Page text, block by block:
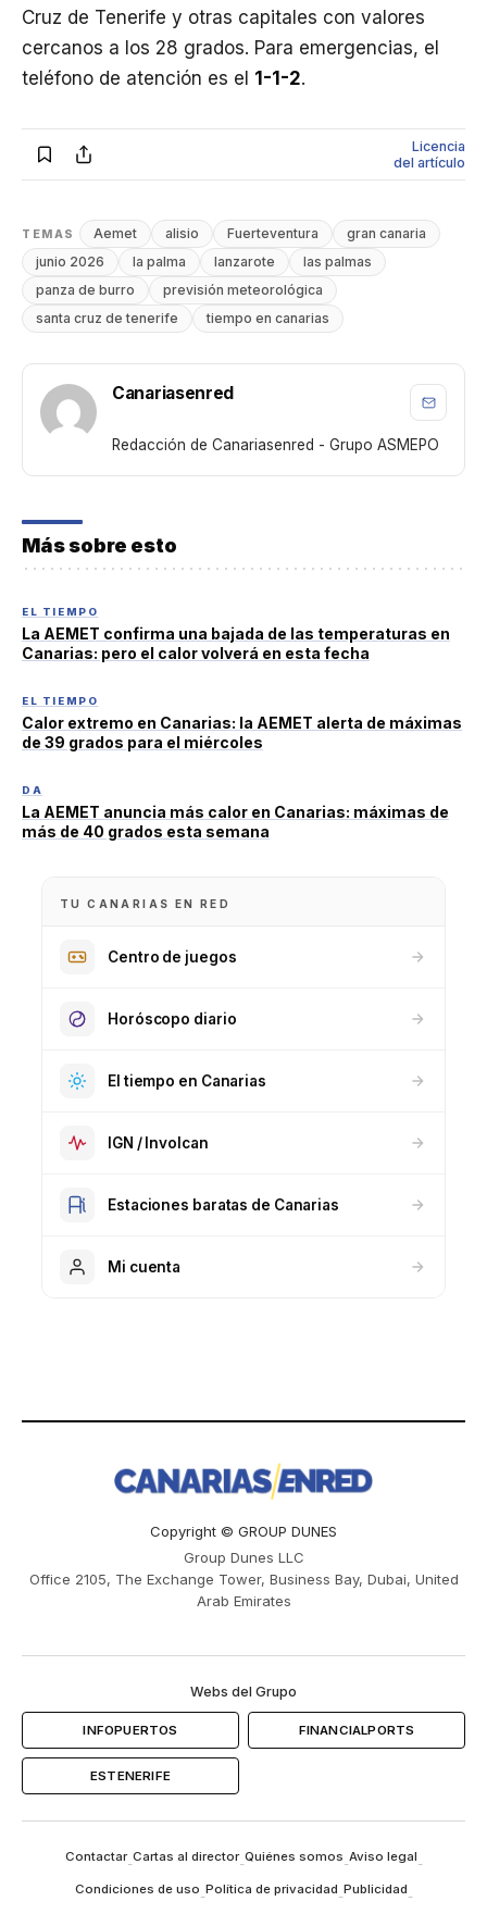
Cruz de Tenerife y otras capitales con valores
cercanos a los 28 grados. Para emergencias, el
teléfono de atención es el 1-1-2.
Licencia
del artículo
TEMAS Aemet alisio Fuerteventura
gran canaria
junio 2026
la palma lanzarote
las palmas
panza de burro
previsión meteorológica
santa cruz de tenerife
tiempo en canarias
Canariasenred
Redacción de Canariasenred - Grupo ASMEPO
Más sobre esto
EL TIEMPO
La AEMET confirma una bajada de las temperaturas en
Canarias: pero el calor volverá en esta fecha
EL TIEMPO
Calor extremo en Canarias: la AEMET alerta de máximas
de 39 grados para el miércoles
DA
La AEMET anuncia más calor en Canarias: máximas de
más de 40 grados esta semana
TU CANARIAS EN RED
Centro de juegos
Horóscopo diario
El tiempo en Canarias
IGN / Involcan
Estaciones baratas de Canarias
Mi cuenta
Copyright © GROUP DUNES
Group Dunes LLC
Office 2105, The Exchange Tower, Business Bay, Dubai, United
Arab Emirates
Webs del Grupo
INFOPUERTOS FINANCIALPORTS
ESTENERIFE
Contactar-Cartas al director-Quiénes somos-Aviso legal-
Condiciones de uso-Política de privacidad-Publicidad-